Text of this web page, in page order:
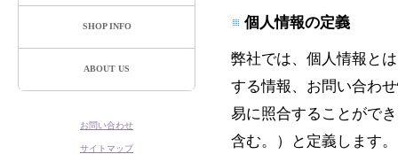
SHOP INFO
ABOUT US
お問い合わせ
サイトマップ
個人情報の定義
弊社では、個人情報と
する情報、お問い合わ
易に照合することがで
含む。）と定義します。